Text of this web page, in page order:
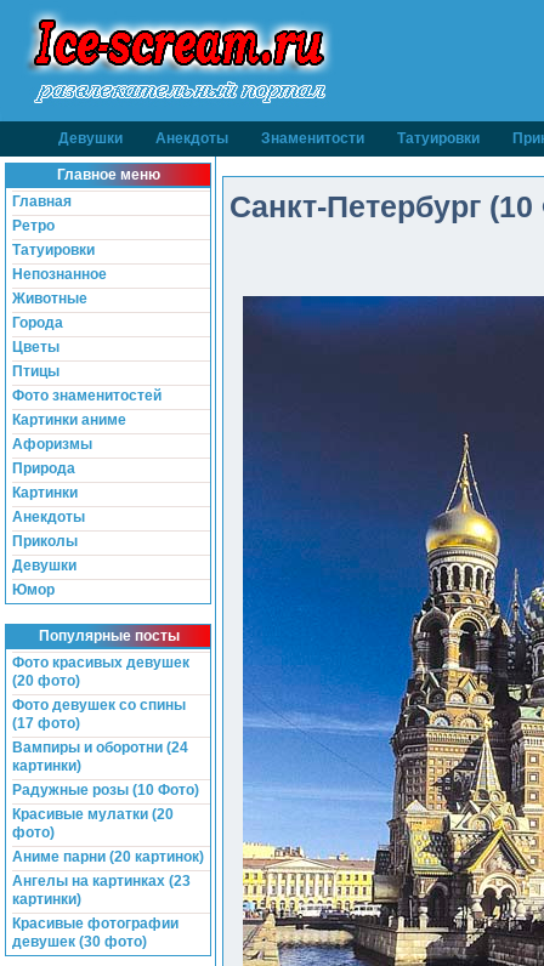
Девушки Анекдоты Знаменитости Татуировки
Главное меню
Главная
Ретро
Татуировки
Непознанное
Животные
Города
Цветы
Птицы
Фото знаменитостей
Картинки аниме
Афоризмы
Природа
Картинки
Анекдоты
Приколы
Девушки
Юмор
Популярные посты
Фото красивых девушек
(20 фото)
Фото девушек со спины
(17 фото)
Вампиры и оборотни (24
картинки)
Радужные розы (10 Фото)
Красивые мулатки (20
фото)
Аниме парни (20 картинок)
Ангелы на картинках (23
картинки)
Красивые фотографии
девушек (30 фото)
Санкт-Петербург